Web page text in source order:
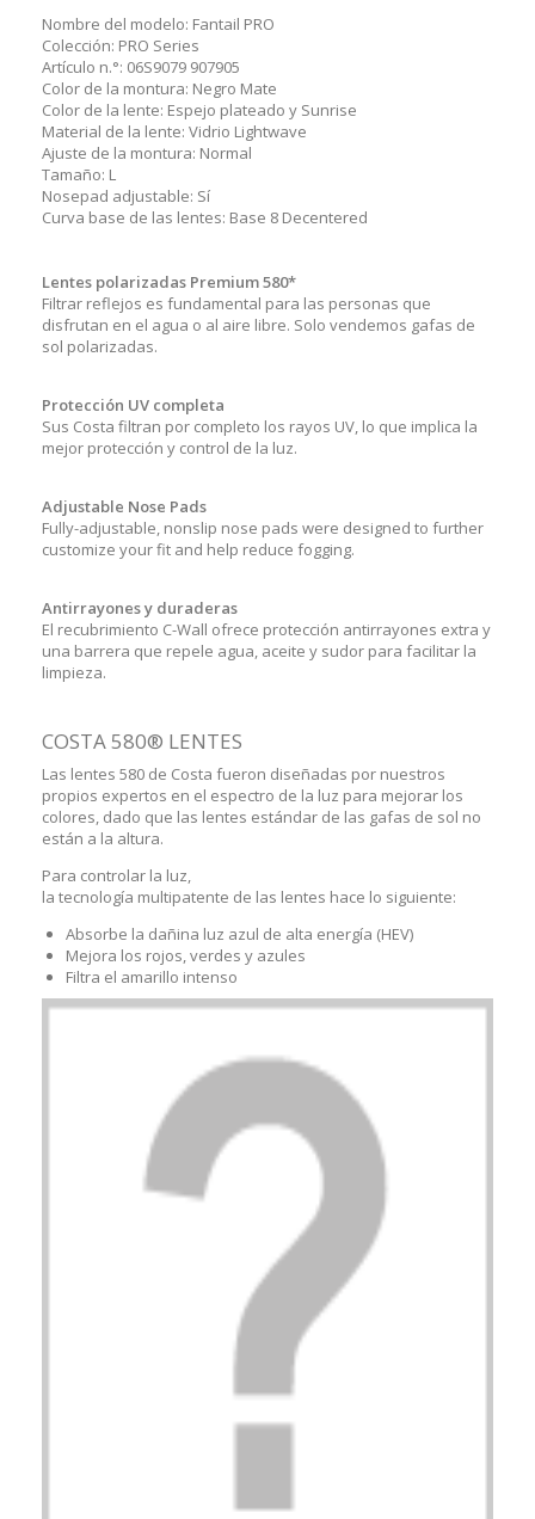
Nombre del modelo: Fantail PRO
Colección: PRO Series
Artículo n.°: 06S9079 907905
Color de la montura: Negro Mate
Color de la lente: Espejo plateado y Sunrise
Material de la lente: Vidrio Lightwave
Ajuste de la montura: Normal
Tamaño: L
Nosepad adjustable: Sí
Curva base de las lentes: Base 8 Decentered
Lentes polarizadas Premium 580*
Filtrar reflejos es fundamental para las personas que
disfrutan en el agua o al aire libre. Solo vendemos gafas de
sol polarizadas.
Protección UV completa
Sus Costa filtran por completo los rayos UV, lo que implica la
mejor protección y control de la luz.
Adjustable Nose Pads
Fully-adjustable, nonslip nose pads were designed to further
customize your fit and help reduce fogging.
Antirrayones y duraderas
El recubrimiento C-Wall ofrece protección antirrayones extra y
una barrera que repele agua, aceite y sudor para facilitar la
limpieza.
COSTA 580® LENTES
Las lentes 580 de Costa fueron diseñadas por nuestros
propios expertos en el espectro de la luz para mejorar los
colores, dado que las lentes estándar de las gafas de sol no
están a la altura.
Para controlar la luz,
la tecnología multipatente de las lentes hace lo siguiente:
Absorbe la dañina luz azul de alta energía (HEV)
Mejora los rojos, verdes y azules
Filtra el amarillo intenso